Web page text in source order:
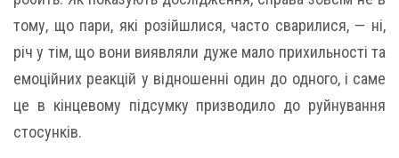
тому, що пари, які розійшлися, часто сварилися, — ні,
річ у тім, що вони виявляли дуже мало прихильності та
емоційних реакцій у відношенні один до одного, і саме
це в кінцевому підсумку призводило до руйнування
стосунків.